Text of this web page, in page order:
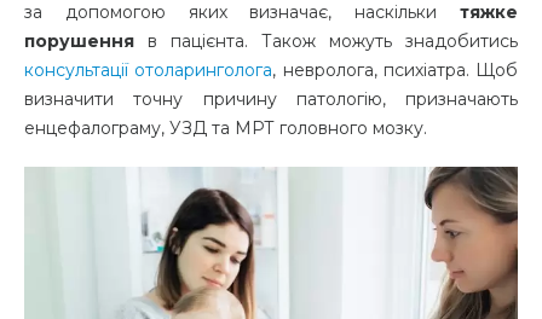
за допомогою яких визначає, наскільки тяжке
порушення в пацієнта. Також можуть знадобитись
консультації отоларинголога, невролога, психіатра. Щоб
визначити точну причину патологію, призначають
енцефалограму, УЗД та МРТ головного мозку.